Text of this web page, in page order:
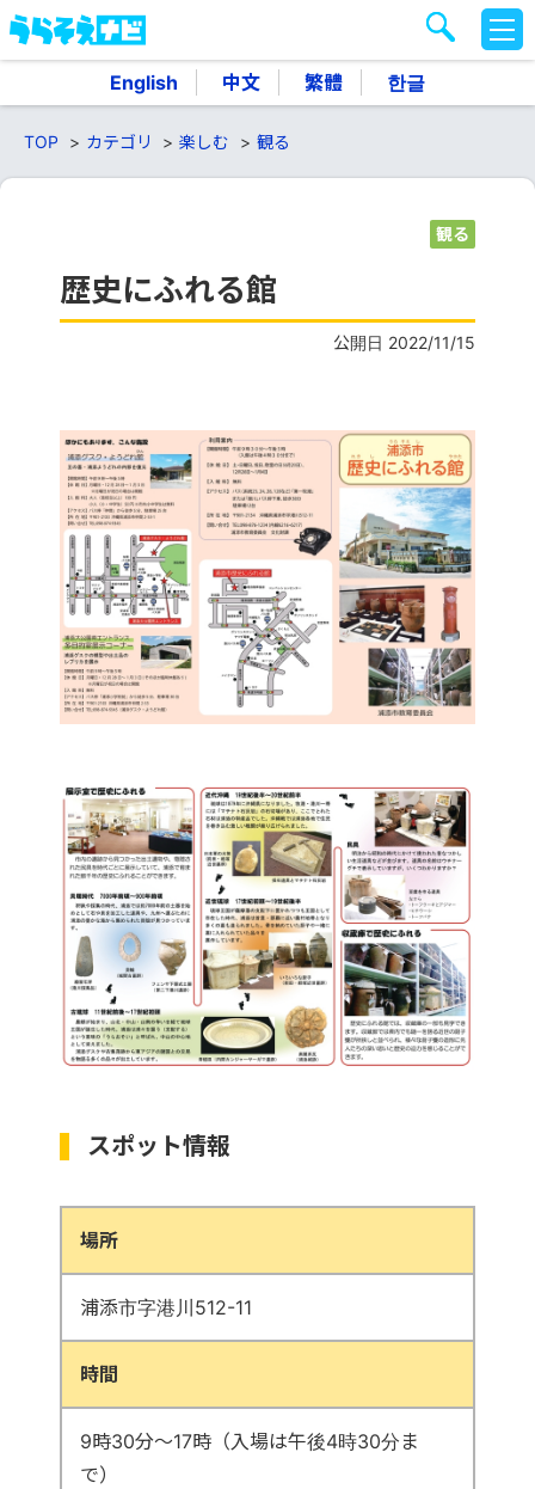
English 中文 繁體 한글
M
E
TOP カテゴリ 楽しむ 観る
観る
歴史にふれる館
公開日 2022/11/15
スポット情報
場所
浦添市字港川512-11
時間
9時30分～17時（入場は午後4時30分ま
で）